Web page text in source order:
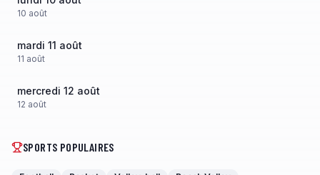
10 août
mardi 11 août
11 août
mercredi 12 août
12 août
SPORTS POPULAIRES